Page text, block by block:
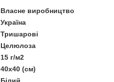
Власне виробництво
Україна
Тришарові
Целюлоза
15 г/м2
40х40 (см)
Білий